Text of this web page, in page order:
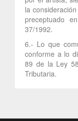
la
preceptuado
37/1992.
6.- Lo que
conforme a lo
89 de la Ley
Tributaria.